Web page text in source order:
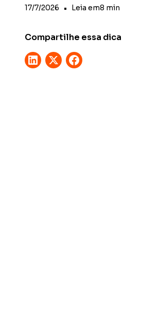
17/7/2026 • Leia em8 min
Compartilhe essa dica